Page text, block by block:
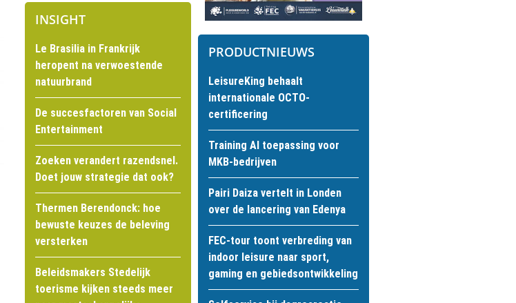
INSIGHT
Le Brasilia in Frankrijk
heropent na verwoestende
natuurbrand
De succesfactoren van Social
Entertainment
Zoeken verandert razendsnel.
Doet jouw strategie dat ook?
Thermen Berendonck: hoe
bewuste keuzes de beleving
versterken
Beleidsmakers Stedelijk
toerisme kijken steeds meer
PRODUCTNIEUWS
LeisureKing behaalt
internationale OCTO-
certificering
Training AI toepassing voor
MKB-bedrijven
Pairi Daiza vertelt in Londen
over de lancering van Edenya
FEC-tour toont verbreding van
indoor leisure naar sport,
gaming en gebiedsontwikkeling